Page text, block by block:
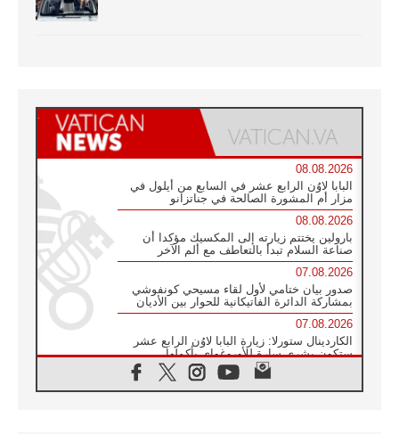
08.08.2026
البابا لاوُن الرابع عشر في السابع من أيلول في
مزار أم المشورة الصالحة في جناتزانو
08.08.2026
بارولين يختتم زيارته إلى المكسيك مؤكدا أن
صناعة السلام تبدأ بالتعاطف مع ألم الآخر
07.08.2026
صدور بيان ختامي لأول لقاء مسيحي كونفوشي
بمشاركة الدائرة الفاتيكانية للحوار بين الأديان
07.08.2026
الكاردينال ستورلا: زيارة البابا لاوُن الرابع عشر
ستكون بشرى سارة للأوروغواي بأكملها
الفاتيكان يعلن برنامج الزيارة الرسولية للبابا لاوُن